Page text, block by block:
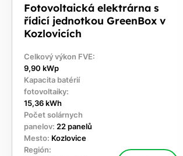
Fotovoltaická elektrárna s
řídicí jednotkou GreenBox v
Kozlovicích
Celkový výkon FVE:
9,90 kWp
Kapacita batérií
fotovoltaiky:
15,36 kWh
Počet solárnych
panelov: 22 panelů
Mesto: Kozlovice
Región: